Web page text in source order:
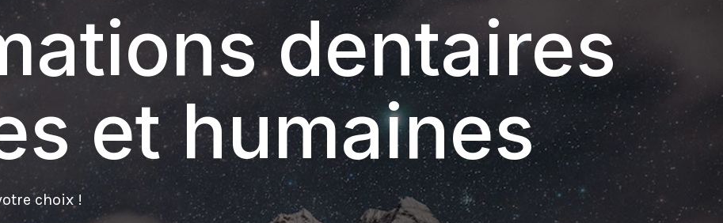
dentaires
et humaines
choix !